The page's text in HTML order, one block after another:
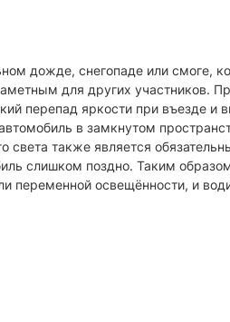
дожде, снегопаде или смоге,
для других участников.
перепад яркости при въезде и
в замкнутом
также является
слишком поздно. Таким
переменной освещённости, и